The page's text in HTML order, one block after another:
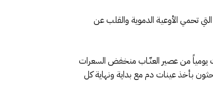
تحمي الأوعية الدموية والقلب عن
ثلاث جرعات يومياً من عصير العنّـاب منخفض السعرات
أربعة أسابيع. قام الباحثون بأخذ عينات دم مع بداية ونهاية كل